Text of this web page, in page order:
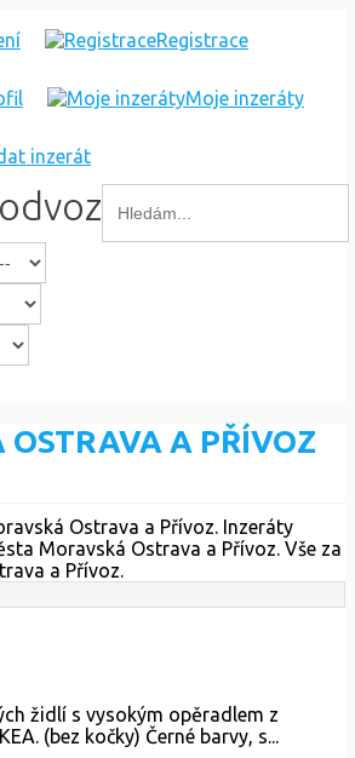
Registrace
Moje inzeráty
inzerát
OSTRAVA A PŘÍVOZ
Ostrava a Přívoz. Inzeráty
Moravská Ostrava a Přívoz. Vše za
a Přívoz.
židlí s vysokým opěradlem z
(bez kočky) Černé barvy, s...